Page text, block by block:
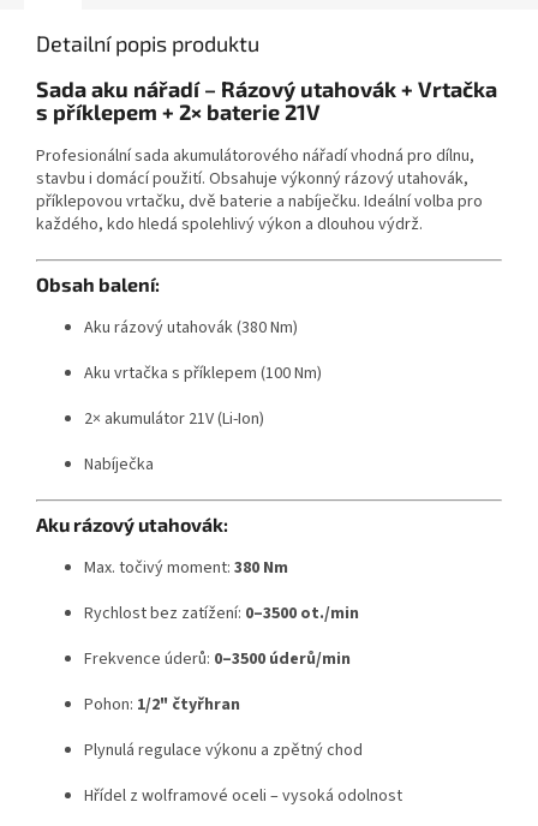
Detailní popis produktu
Sada aku nářadí – Rázový utahovák + Vrtačka
s příklepem + 2× baterie 21V
Profesionální sada akumulátorového nářadí vhodná pro dílnu,
stavbu i domácí použití. Obsahuje výkonný rázový utahovák,
příklepovou vrtačku, dvě baterie a nabíječku. Ideální volba pro
každého, kdo hledá spolehlivý výkon a dlouhou výdrž.
Obsah balení:
Aku rázový utahovák (380 Nm)
Aku vrtačka s příklepem (100 Nm)
2× akumulátor 21V (Li-Ion)
Nabíječka
Aku rázový utahovák:
Max. točivý moment: 380 Nm
Rychlost bez zatížení: 0–3500 ot./min
Frekvence úderů: 0–3500 úderů/min
Pohon: 1/2" čtyřhran
Plynulá regulace výkonu a zpětný chod
Hřídel z wolframové oceli – vysoká odolnost